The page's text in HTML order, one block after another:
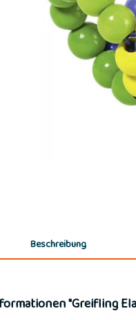
Beschreibung
"Greifling